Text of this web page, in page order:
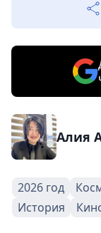
Алия
2026 год
История